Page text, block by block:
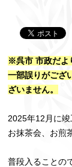
※呉市 市政だよ
一部誤りがござ
ざいません。
2025年12月に
お抹茶会、お煎
普段入ることの